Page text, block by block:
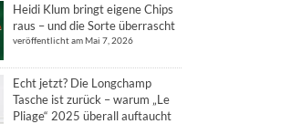
Heidi Klum bringt eigene Chips
raus – und die Sorte überrascht
veröffentlicht am Mai 7, 2026
Echt jetzt? Die Longchamp
Tasche ist zurück – warum „Le
Pliage“ 2025 überall auftaucht